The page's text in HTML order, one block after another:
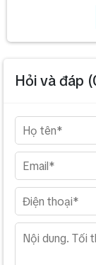
Hỏi và đáp (